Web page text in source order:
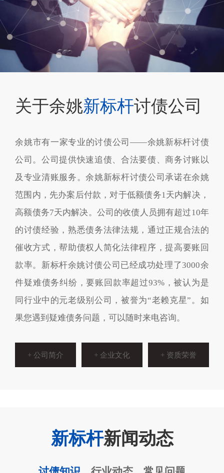
关于余姚新标杆讨债公司
余姚市有一家专业的讨债公司——余姚新标杆讨债
公司。公司提供快速追债、合法要债、商务讨账以
及专业清账服务。余姚新标杆讨债公司承诺在余姚
范围内，先办案后付款，对于低额债务1天内解决，
高额债务7天内解决。公司的收债人员拥有超过10年
的讨债经验，熟悉债务法律法规，通过正规合法的
催收方式，帮助债权人简化法律程序，提高要账回
款率。新标杆余姚讨债公司已经成功处理了3000余
件疑难债务纠纷，要账回款率超过93%，被认为是
同行业中的元老级别公司，被誉为“老赖克星”。如
果您遇到疑难债务问题，可以随时来电咨询。
+ 公司简介 + 企业文化 + 资质荣誉
新标杆新闻动态